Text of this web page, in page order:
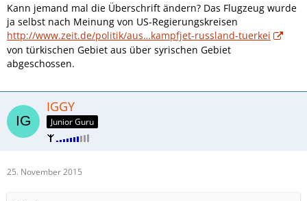
Kann jemand mal die Überschrift ändern? Das Flugzeug wurde
ja selbst nach Meinung von US-Regierungskreisen
http://www.zeit.de/politik/aus…kampfjet-russland-tuerkei
von türkischen Gebiet aus über syrischen Gebiet
abgeschossen.
IGGY
Junior Guru
25. November 2015